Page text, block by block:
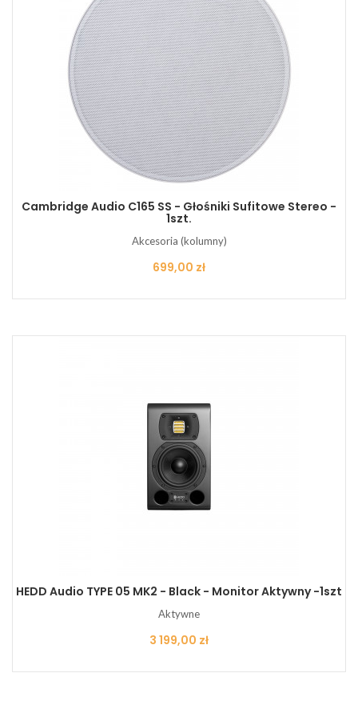
Cambridge Audio C165 SS - Głośniki Sufitowe Stereo -
1szt.
Akcesoria (kolumny)
Cena
699,00 zł
HEDD Audio TYPE 05 MK2 - Black - Monitor Aktywny -1szt
Aktywne
Cena
3 199,00 zł